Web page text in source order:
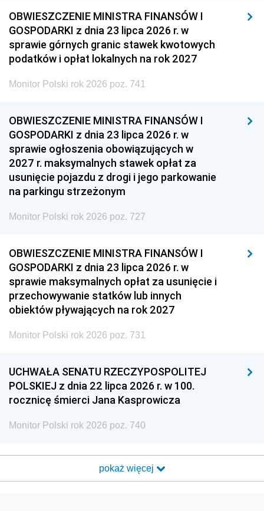
OBWIESZCZENIE MINISTRA FINANSÓW I
GOSPODARKI z dnia 23 lipca 2026 r. w
sprawie górnych granic stawek kwotowych
podatków i opłat lokalnych na rok 2027
Monitor Polski rok 2026 poz. 741
OBWIESZCZENIE MINISTRA FINANSÓW I
GOSPODARKI z dnia 23 lipca 2026 r. w
sprawie ogłoszenia obowiązujących w
2027 r. maksymalnych stawek opłat za
usunięcie pojazdu z drogi i jego parkowanie
na parkingu strzeżonym
Monitor Polski rok 2026 poz. 727
OBWIESZCZENIE MINISTRA FINANSÓW I
GOSPODARKI z dnia 23 lipca 2026 r. w
sprawie maksymalnych opłat za usunięcie i
przechowywanie statków lub innych
obiektów pływających na rok 2027
Monitor Polski rok 2026 poz. 731
UCHWAŁA SENATU RZECZYPOSPOLITEJ
POLSKIEJ z dnia 22 lipca 2026 r. w 100.
rocznicę śmierci Jana Kasprowicza
Monitor Polski rok 2026 poz. 740
pokaż więcej